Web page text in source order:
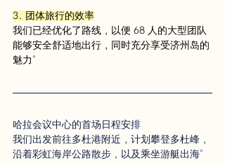
3. 团体旅行的效率
我们已经优化了路线，以便 68 人的大型团队
能够安全舒适地出行，同时充分享受济州岛的
魅力。
哈拉会议中心的首场日程安排
我们出发前往多杜港附近，计划攀登多杜峰，
沿着彩虹海岸公路散步，以及乘坐游艇出海。